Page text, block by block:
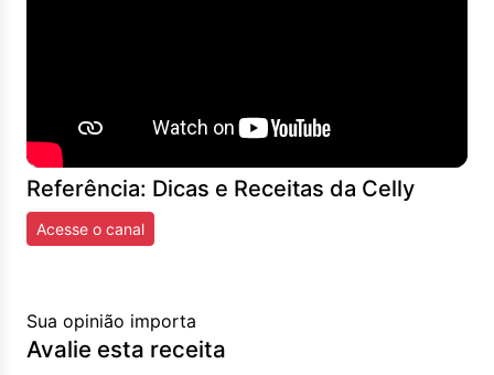
Referência: Dicas e Receitas da Celly
Acesse o canal
Sua opinião importa
Avalie esta receita